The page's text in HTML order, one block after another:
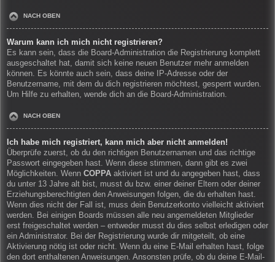
NACH OBEN
Warum kann ich mich nicht registrieren?
Es kann sein, dass die Board-Administration die Registrierung komplett
ausgeschaltet hat, damit sich keine neuen Benutzer mehr anmelden
können. Es könnte auch sein, dass deine IP-Adresse oder der
Benutzername, mit dem du dich registrieren möchtest, gesperrt wurden.
Um Hilfe zu erhalten, wende dich an die Board-Administration.
NACH OBEN
Ich habe mich registriert, kann mich aber nicht anmelden!
Überprüfe zuerst, ob du den richtigen Benutzernamen und das richtige
Passwort eingegeben hast. Wenn diese stimmen, dann gibt es zwei
Möglichkeiten. Wenn COPPA aktiviert ist und du angegeben hast, dass
du unter 13 Jahre alt bist, musst du bzw. einer deiner Eltern oder deiner
Erziehungsberechtigten den Anweisungen folgen, die du erhalten hast.
Wenn dies nicht der Fall ist, muss dein Benutzerkonto vielleicht aktiviert
werden. Bei einigen Boards müssen alle neu angemeldeten Mitglieder
erst freigeschaltet werden – entweder musst du dies selbst erledigen oder
ein Administrator. Bei der Registrierung wurde dir mitgeteilt, ob eine
Aktivierung nötig ist oder nicht. Wenn du eine E-Mail erhalten hast, folge
den dort enthaltenen Anweisungen. Ansonsten prüfe, ob du deine E-Mail-